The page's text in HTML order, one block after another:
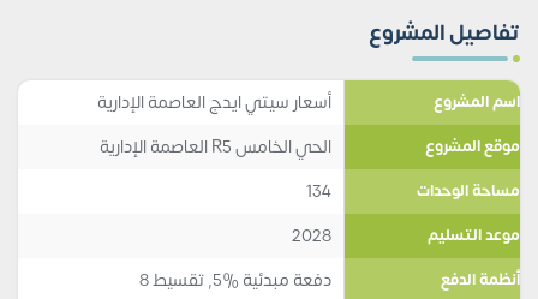
تفاصيل المشروع
اسم المشروع أسعار سيتي ايدج العاصمة الإدارية
موقع المشروع الحي الخامس R5 العاصمة الإدارية
مساحة الوحدات 134
موعد التسليم 2028
أنظمة الدفع دفعة مبدئية %5, تقسيط 8